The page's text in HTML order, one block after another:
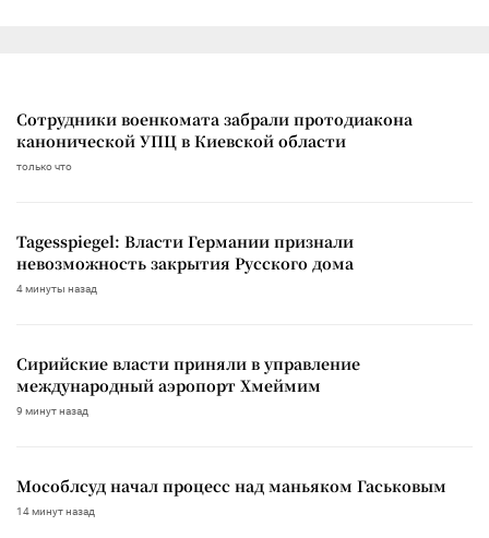
Сотрудники военкомата забрали протодиакона
канонической УПЦ в Киевской области
только что
Tagesspiegel: Власти Германии признали
невозможность закрытия Русского дома
4 минуты назад
Сирийские власти приняли в управление
международный аэропорт Хмеймим
9 минут назад
Мособлсуд начал процесс над маньяком Гаськовым
14 минут назад